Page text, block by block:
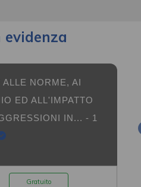
evidenza
RISCHIO BIOLOGICO - 1
587